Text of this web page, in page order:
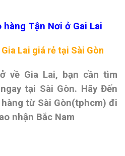
hàng Tận Nơi ở Gai Lai
Lai giá rẻ tại Sài Gòn
về Gia Lai, bạn cần tìm
tại Sài Gòn. Hãy Đến
từ Sài Gòn(tphcm) đi
nhận Bắc Nam